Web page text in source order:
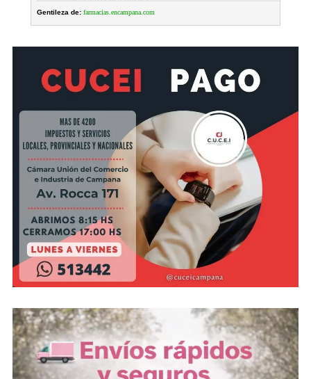
Gentileza de: farmacias.encampana.com